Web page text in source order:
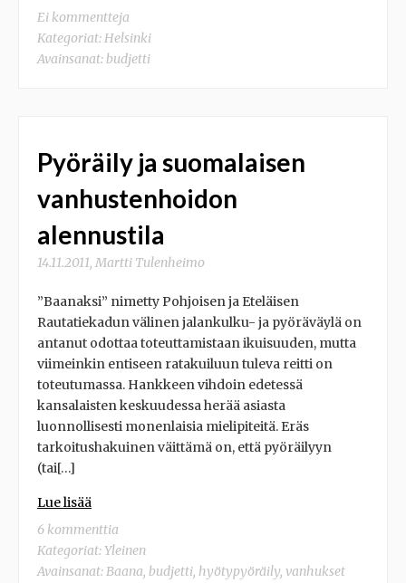
Ei kommentteja
Kategoriat: Helsinki
Avainsanat: budjetti
Pyöräily ja suomalaisen
vanhustenhoidon
alennustila
14.11.2011 Martti Tulenheimo
”Baanaksi” nimetty Pohjoisen ja Eteläisen
Rautatiekadun välinen jalankulku- ja pyöräväylä on
antanut odottaa toteuttamistaan ikuisuuden, mutta
viimeinkin entiseen ratakuiluun tuleva reitti on
toteutumassa. Hankkeen vihdoin edetessä
kansalaisten keskuudessa herää asiasta
luonnollisesti monenlaisia mielipiteitä. Eräs
tarkoitushakuinen väittämä on, että pyöräilyyn
(tai[…]
Lue lisää
6 kommenttia
Kategoriat: Yleinen
Avainsanat: Baana budjetti hyötypyöräily vanhukset